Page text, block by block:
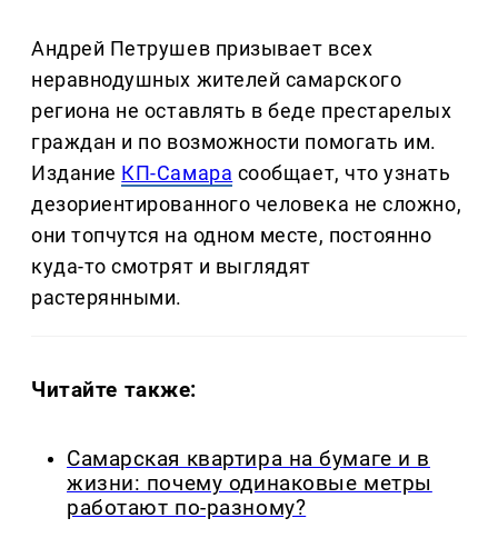
Андрей Петрушев призывает всех
неравнодушных жителей самарского
региона не оставлять в беде престарелых
граждан и по возможности помогать им.
Издание КП-Самара сообщает, что узнать
дезориентированного человека не сложно,
они топчутся на одном месте, постоянно
куда-то смотрят и выглядят
растерянными.
Читайте также:
Самарская квартира на бумаге и в
жизни: почему одинаковые метры
работают по-разному?